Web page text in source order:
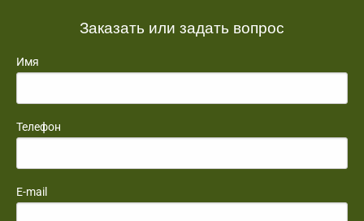
Заказать или задать вопрос
Имя
Телефон
E-mail